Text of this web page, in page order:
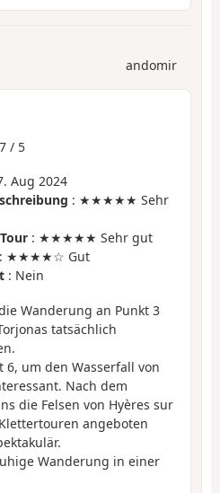
andomir
/ 5
Aug 2024
: ★★★★★ Sehr
: ★★★★★ Sehr gut
: ★★★★☆ Gut
: Nein
Wanderung an Punkt 3
tatsächlich
6, um den Wasserfall von
Nach dem
die Felsen von Hyères sur
angeboten
Wanderung in einer